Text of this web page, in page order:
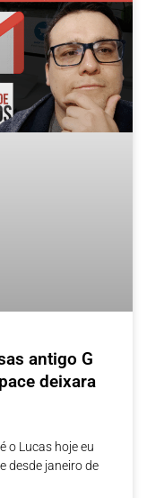
antigo G
deixara
o Lucas hoje eu
desde janeiro de